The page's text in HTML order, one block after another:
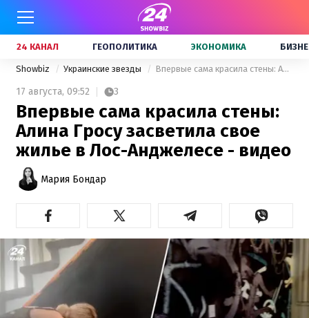
24 КАНАЛ ГЕОПОЛИТИКА ЭКОНОМИКА
Showbiz Украинские звезды Впервые сама красила стены: Алина Гросу засветила свое жилье в Лос-Анджелесе - видео
17 августа, 09:52 3
Впервые сама красила стены:
Алина Гросу засветила свое
жилье в Лос-Анджелесе - видео
Мария Бондар